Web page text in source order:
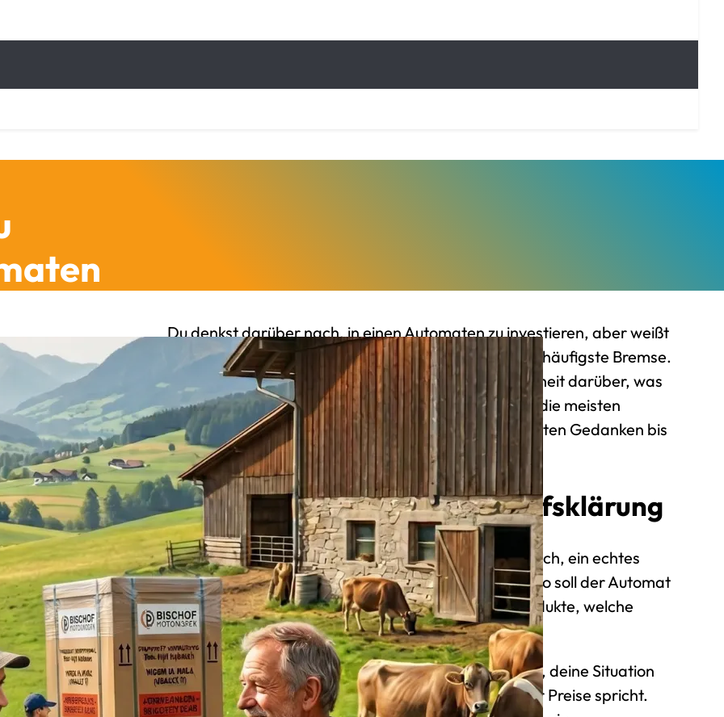
Du denkst darüber nach, in einen Automaten zu investieren, aber weißt
nicht genau, wie der Weg dahin aussieht? Das ist die häufigste Bremse.
Nicht die Entscheidung selbst, sondern die Ungewissheit darüber, was
danach passiert. Dabei ist der Prozess einfacher als die meisten
erwarten. Hier sind die fünf Schritte, die dich vom ersten Gedanken bis
zum laufenden Automaten bringen.
Schritt 1: Beratung und Bedarfsklärung
Am Anfang steht ein Gespräch. Kein Verkaufsgespräch, ein echtes
Beratungsgespräch. Was möchtest du verkaufen? Wo soll der Automat
stehen? Wie viele Kunden erwartest du? Welche Produkte, welche
Mengen, welche Öffnungszeiten?
Das Team von Bischof Automaten nimmt sich die Zeit, deine Situation
zu verstehen, bevor irgendjemand über Modelle oder Preise spricht.